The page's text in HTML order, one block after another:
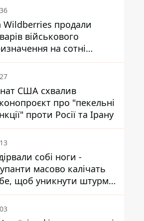
Wildberries продали
військового
на сотні
але удари ЗСУ
ситуацію
США схвалив
про "пекельні
проти Росії та Ірану
собі ноги -
масово калічать
щоб уникнути штурмів